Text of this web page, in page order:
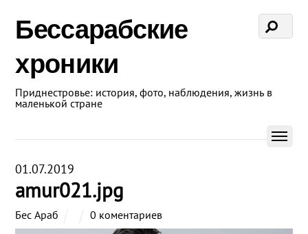
Бессарабские
хроники
Приднестровье: история, фото, наблюдения, жизнь в
маленькой стране
01.07.2019
amur021.jpg
Бес Араб 0 коментариев